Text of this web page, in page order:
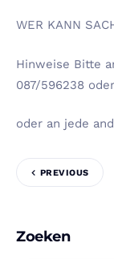
WER KANN
Hinweise Bitte
087/596238
oder an jede
PREVIOUS
Zoeken